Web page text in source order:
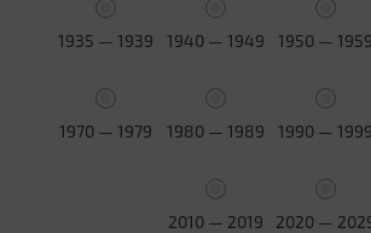
1935 — 1939 1940 — 1949 1950 — 1959
1970 — 1979 1980 — 1989 1990 — 1999
2010 — 2019 2020 —